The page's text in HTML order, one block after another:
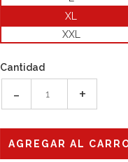
XL
XXL
Cantidad
- +